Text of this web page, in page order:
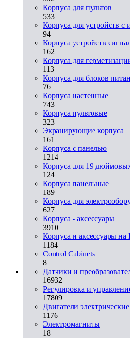
Корпуса для пультов
533
Корпуса для устройств с
94
Корпуса устройств
162
Корпуса для
113
Корпуса для блоков
76
Корпуса настенные
743
Корпуса пультовые
323
Экранирующие корпуса
161
Корпуса с панелью
1214
Корпуса для 19
124
Корпуса панельные
189
Корпуса для
627
Корпуса - аксессуары
3910
Корпуса и аксессуары на
1184
Control Cabinets
8
Датчики и
16932
Регулировка и
17809
Двигатели электрические
1176
Электромагниты
18